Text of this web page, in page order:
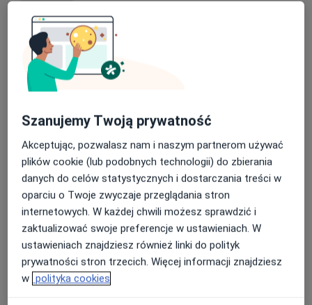
Fala uderzeniowa
60 zł
Szczegóły Fala uderzeniowa
Umów
Osteopatia
280 zł
Szczegółyosteopatia
Umów
Popularna
Terapia czaszkowo-krzyżowa
Od 240 zł
SzczegółyTerapia czaszkowo-krzyżowa
Szanujemy Twoją prywatność
Akceptując, pozwalasz nam i naszym partnerom używać
plików cookie (lub podobnych technologii) do zbierania
danych do celów statystycznych i dostarczania treści w
oparciu o Twoje zwyczaje przeglądania stron
internetowych. W każdej chwili możesz sprawdzić i
zaktualizować swoje preferencje w ustawieniach. W
ustawieniach znajdziesz również linki do polityk
prywatności stron trzecich. Więcej informacji znajdziesz
w polityka cookies